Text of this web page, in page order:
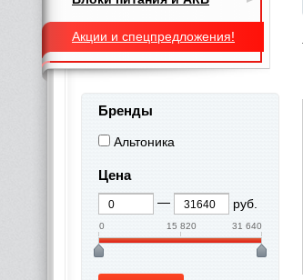
Акции и спецпредложения!
Бренды
Альтоника
Цена
руб.
0 15 820 31 640